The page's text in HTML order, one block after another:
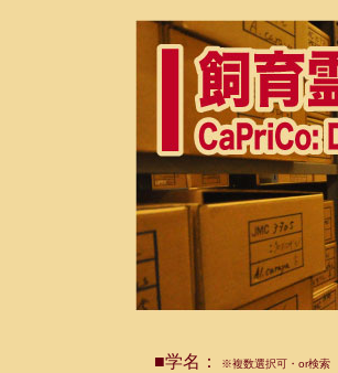
■学名： ※複数選択可・or検索